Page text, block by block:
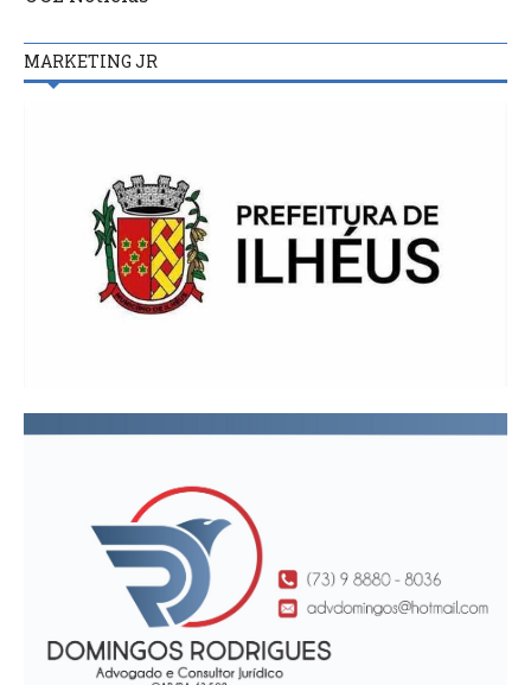
MARKETING JR